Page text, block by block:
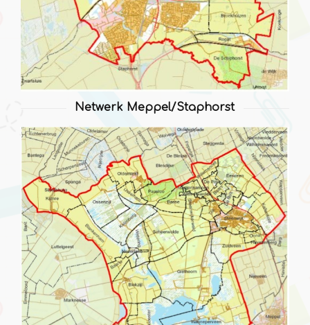
Netwerk Meppel/Staphorst